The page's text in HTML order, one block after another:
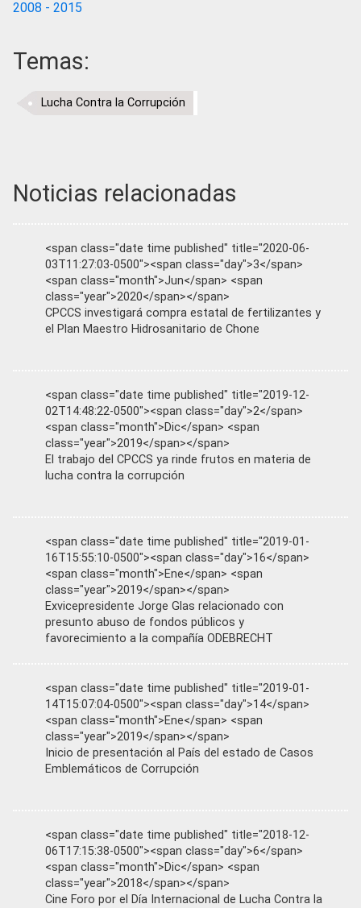
2008 - 2015
Temas:
Lucha Contra la Corrupción
Noticias relacionadas
<span class="date time published" title="2020-06-
03T11:27:03-0500"><span class="day">3</span>
<span class="month">Jun</span> <span
class="year">2020</span></span>
CPCCS investigará compra estatal de fertilizantes y
el Plan Maestro Hidrosanitario de Chone
<span class="date time published" title="2019-12-
02T14:48:22-0500"><span class="day">2</span>
<span class="month">Dic</span> <span
class="year">2019</span></span>
El trabajo del CPCCS ya rinde frutos en materia de
lucha contra la corrupción
<span class="date time published" title="2019-01-
16T15:55:10-0500"><span class="day">16</span>
<span class="month">Ene</span> <span
class="year">2019</span></span>
Exvicepresidente Jorge Glas relacionado con
presunto abuso de fondos públicos y
favorecimiento a la compañía ODEBRECHT
<span class="date time published" title="2019-01-
14T15:07:04-0500"><span class="day">14</span>
<span class="month">Ene</span> <span
class="year">2019</span></span>
Inicio de presentación al País del estado de Casos
Emblemáticos de Corrupción
<span class="date time published" title="2018-12-
06T17:15:38-0500"><span class="day">6</span>
<span class="month">Dic</span> <span
class="year">2018</span></span>
Cine Foro por el Día Internacional de Lucha Contra la